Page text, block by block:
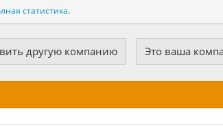
статистика.
другую компанию Это ваша